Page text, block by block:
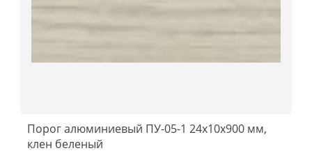
Порог алюминиевый ПУ-05-1 24x10x900 мм,
клен беленый